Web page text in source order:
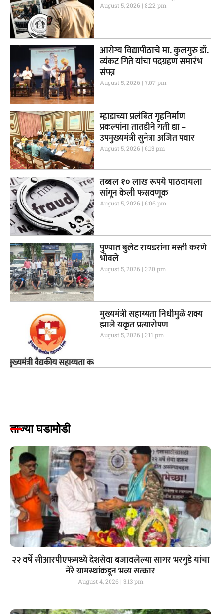
August 5, 2026 8:22 pm
आरोग्य विद्यापीठाचे मा. कुलगुरु डॉ.
व्यंकट गिते यांचा पदग्रहण समारंभ
संपन्न
August 5, 2026 7:07 pm
म्हाडाच्या प्रलंबित गृहनिर्माण
प्रकल्पांना तातडीने गती द्या –
उपमुख्यमंत्री सुनेत्रा अजित पवार
August 5, 2026 6:13 pm
तब्बल १० लाख रूपये पाठवायला
सांगून केली फसवणूक
August 5, 2026 6:06 pm
पुण्यात बुलेट रायडरांना मस्ती करणे
भोवले
August 5, 2026 3:20 pm
मुख्यमंत्री सहाय्यता निधीमुळे शक्य
झाले यकृत प्रत्यारोपण
August 5, 2026 3:11 pm
ताज्या घडामोडी
२२ वर्षे सीआरपीएफमध्ये देशसेवा बजावलेल्या सागर भरगुडे यांचा
नेरे ग्रामस्थांकडून भव्य सत्कार
August 4, 2026 3:13 pm